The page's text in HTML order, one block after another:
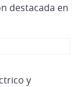
destacada en
y